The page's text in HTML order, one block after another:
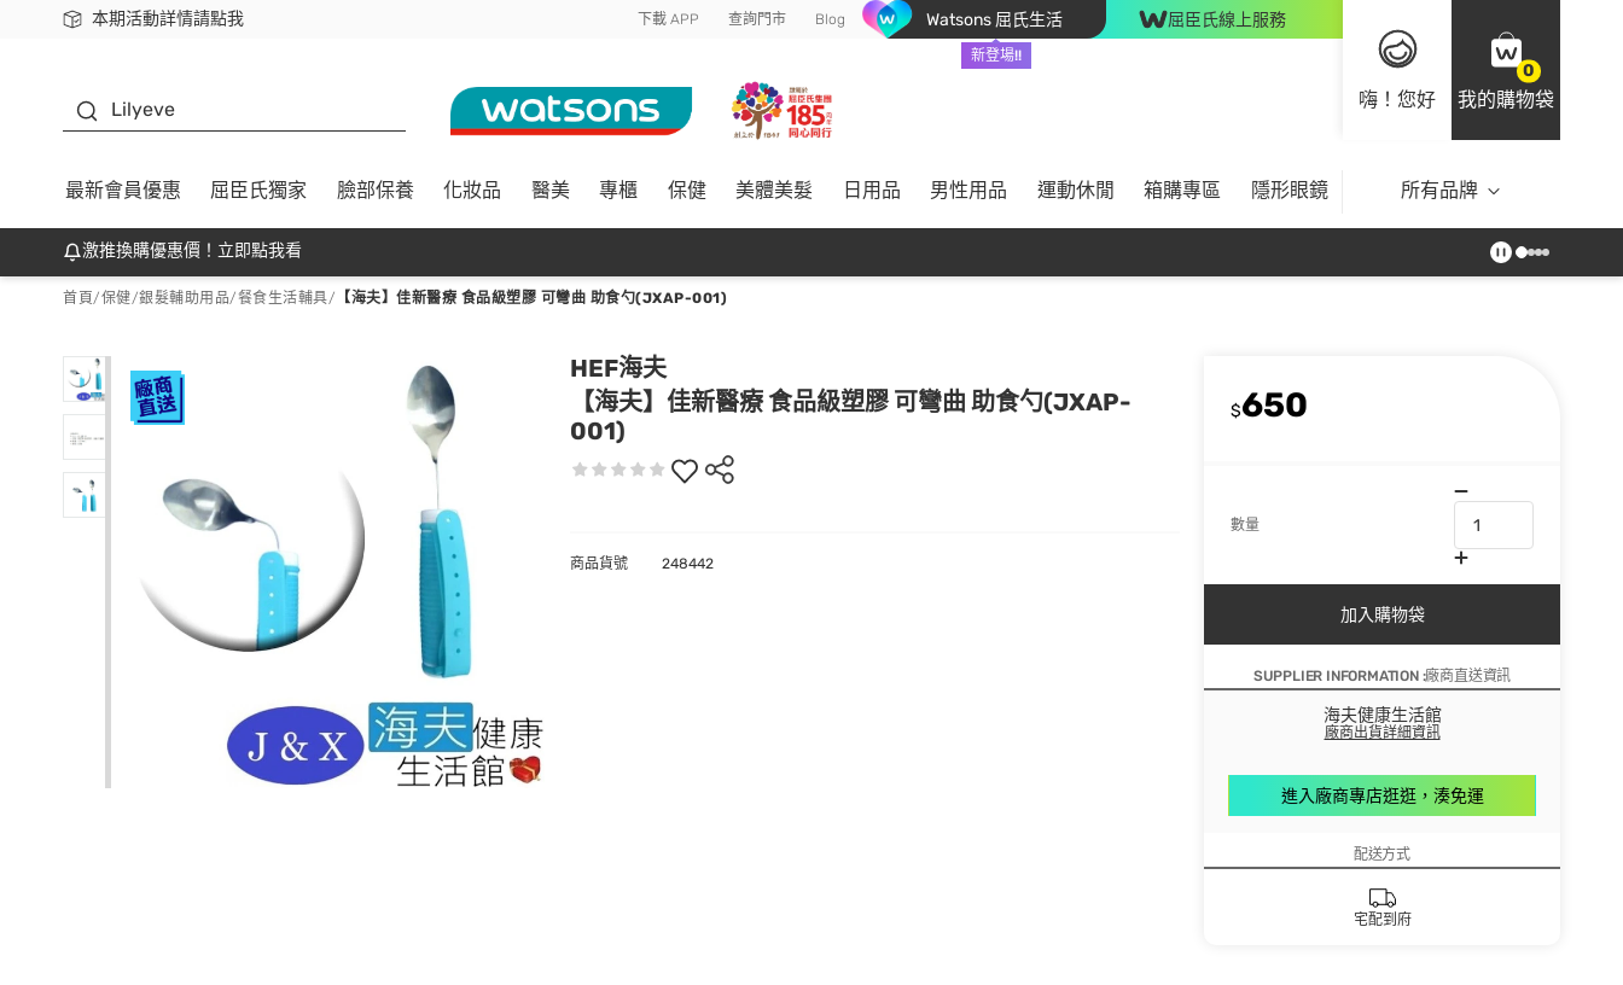
本期活動詳情請點我
下載app最高回饋$350 下載 APP 查詢門市 Blog Watsons 屈氏生活
新登場!!
屈臣氏線上服務
嗨！您好
0
我的購物袋
Lilyeve
最新會員優惠 屈臣氏獨家 臉部保養 化妝品 醫美 專櫃 保健 美體美髮 日用品 男性用品 運動休閒 箱購專區 隱形眼鏡 所有品牌
激推換購優惠價！立即點我看
首頁/保健/銀髮輔助用品/餐食生活輔具/ 【海夫】佳新醫療 食品級塑膠 可彎曲 助食勺(JXAP-001)
HEF海夫
【海夫】佳新醫療 食品級塑膠 可彎曲 助食勺(JXAP-
001)
$650
數量
加入購物袋
SUPPLIER INFORMATION :廠商直送資訊
海夫健康生活館
廠商出貨詳細資訊
進入廠商專店逛逛，湊免運
配送方式
宅配到府
商品貨號 248442